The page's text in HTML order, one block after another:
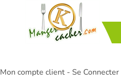
Mon compte client - Se Connecter